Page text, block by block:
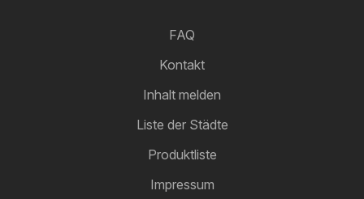
FAQ
Kontakt
Inhalt melden
Liste der Städte
Produktliste
Impressum